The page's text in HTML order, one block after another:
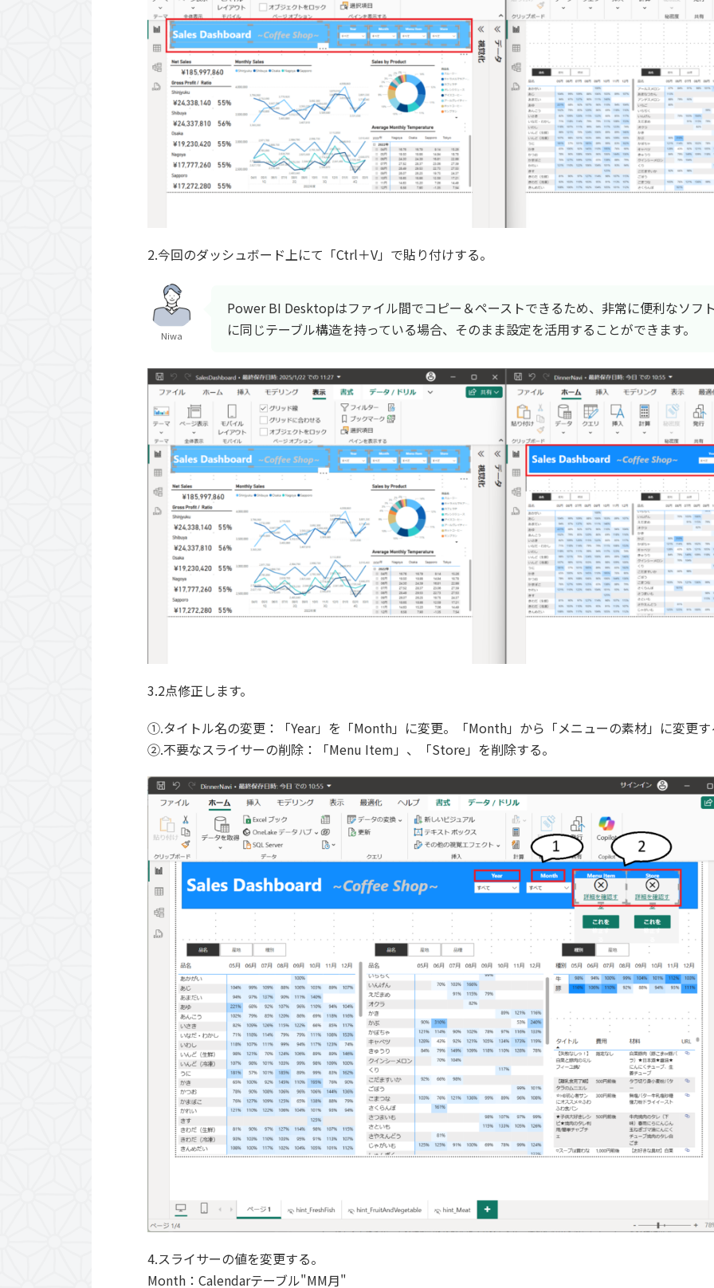
2.今回のダッシュボード上にて「Ctrl＋V」で貼り付けする。
Niwa
Power BI Desktopはファイル間でコピー＆ペーストできるため、非常に便利なソフ
に同じテーブル構造を持っている場合、そのまま設定を活用することができます。
3.2点修正します。
①.タイトル名の変更：「Year」を「Month」に変更。「Month」から「メニューの素材」に変更
②.不要なスライサーの削除：「Menu Item」、「Store」を削除する。
4.スライサーの値を変更する。
Month：Calendarテーブル"MM月"